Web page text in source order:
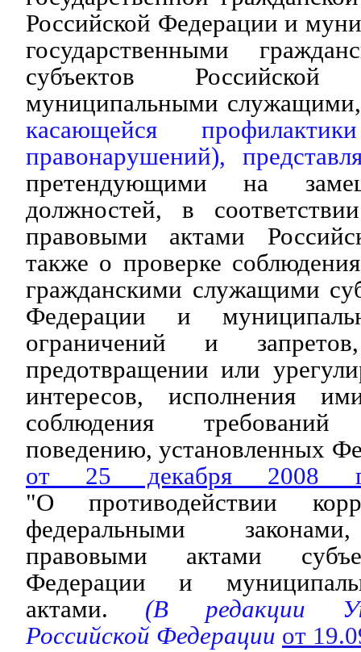
Российской Федерации и
государственными
субъектов
муниципальными
касающейся
правонарушений),
претендующими на
должностей, в
правовыми актами
также о проверке
гражданскими служащими
Федерации и
ограничений и
предотвращении или
интересов, исполнения
соблюдения
поведению, установленных
от 25 декабря
"О противодействии
федеральными
правовыми актами
Федерации и
актами. (В редакции
Российской Федерации от